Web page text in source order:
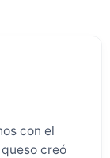
con el
creó